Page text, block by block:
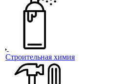
Строительная химия